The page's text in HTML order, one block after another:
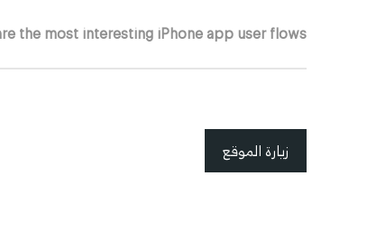
the most interesting iPhone app user flows.
زيارة الموقع